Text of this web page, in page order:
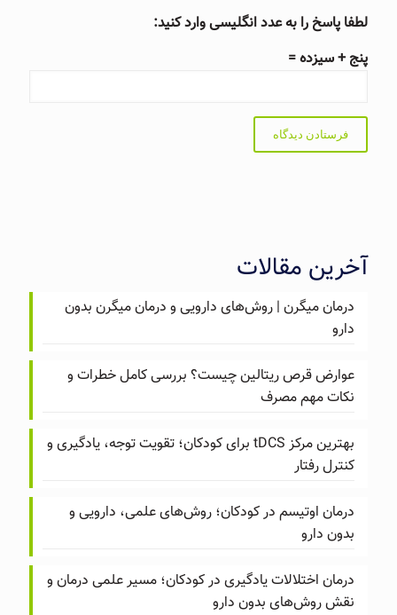
لطفا پاسخ را به عدد انگلیسی وارد کنید:
پنج + سیزده =
آخرین مقالات
درمان میگرن | روش‌های دارویی و درمان میگرن بدون
دارو
عوارض قرص ریتالین چیست؟ بررسی کامل خطرات و
نکات مهم مصرف
بهترین مرکز tDCS برای کودکان؛ تقویت توجه، یادگیری و
کنترل رفتار
درمان اوتیسم در کودکان؛ روش‌های علمی، دارویی و
بدون دارو
درمان اختلالات یادگیری در کودکان؛ مسیر علمی درمان و
نقش روش‌های بدون دارو